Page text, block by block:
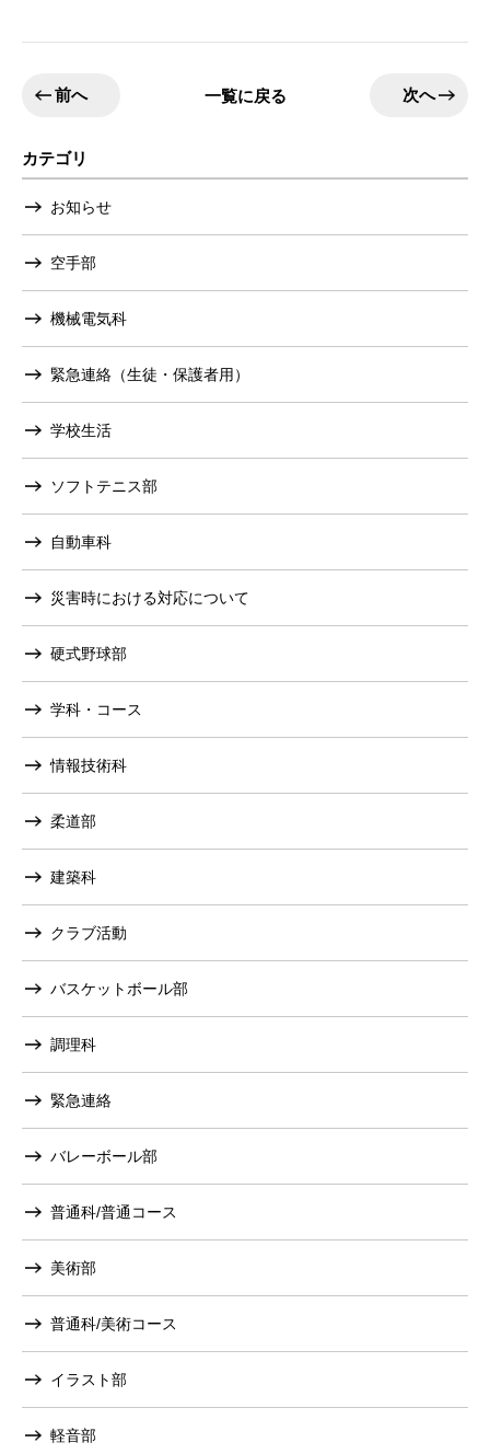
前へ 一覧に戻る 次へ
カテゴリ
お知らせ
空手部
機械電気科
緊急連絡（生徒・保護者用）
学校生活
ソフトテニス部
自動車科
災害時における対応について
硬式野球部
学科・コース
情報技術科
柔道部
建築科
クラブ活動
バスケットボール部
調理科
緊急連絡
バレーボール部
普通科/普通コース
美術部
普通科/美術コース
イラスト部
軽音部